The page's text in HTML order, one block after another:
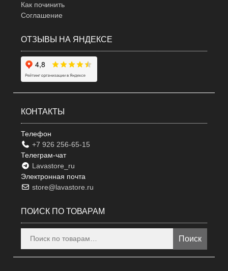
Как починить
Соглашение
ОТЗЫВЫ НА ЯНДЕКСЕ
КОНТАКТЫ
Телефон
+7 926 256-65-15
Телеграм-чат
Lavastore_ru
Электронная почта
store@lavastore.ru
ПОИСК ПО ТОВАРАМ
Поиск